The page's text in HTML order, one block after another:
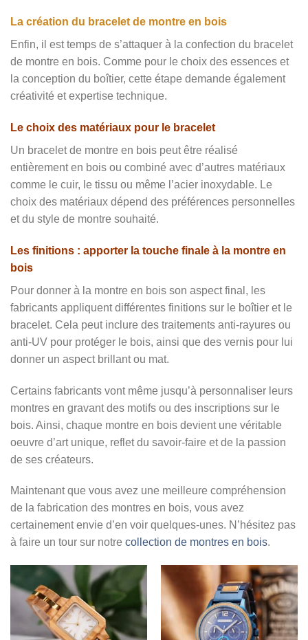
La création du bracelet de montre en bois
Enfin, il est temps de s’attaquer à la confection du bracelet
de montre en bois. Comme pour le choix des essences et
la conception du boîtier, cette étape demande également
créativité et expertise technique.
Le choix des matériaux pour le bracelet
Un bracelet de montre en bois peut être réalisé
entièrement en bois ou combiné avec d’autres matériaux
comme le cuir, le tissu ou même l’acier inoxydable. Le
choix des matériaux dépend des préférences personnelles
et du style de montre souhaité.
Les finitions : apporter la touche finale à la montre en
bois
Pour donner à la montre en bois son aspect final, les
fabricants appliquent différentes finitions sur le boîtier et le
bracelet. Cela peut inclure des traitements anti-rayures ou
anti-UV pour protéger le bois, ainsi que des vernis pour lui
donner un aspect brillant ou mat.
Certains fabricants vont même jusqu’à personnaliser leurs
montres en gravant des motifs ou des inscriptions sur le
bois. Ainsi, chaque montre en bois devient une véritable
oeuvre d’art unique, reflet du savoir-faire et de la passion
de ses créateurs.
Maintenant que vous avez une meilleure compréhension
de la fabrication des montres en bois, vous avez
certainement envie d’en voir quelques-unes. N’hésitez pas
à faire un tour sur notre collection de montres en bois.